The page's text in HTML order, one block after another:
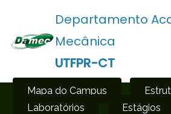
Departamento
Mecânica
UTFPR-CT
Mapa do Campus
Laboratórios
Estágios